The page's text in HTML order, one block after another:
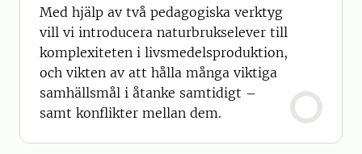
Med hjälp av två pedagogiska verktyg
vill vi introducera naturbrukselever till
komplexiteten i livsmedelsproduktion,
och vikten av att hålla många viktiga
samhällsmål i åtanke samtidigt –
samt konflikter mellan dem.